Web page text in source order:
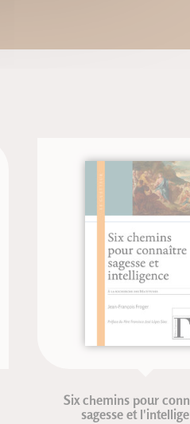
Six chemins pour connaître la
sagesse et l'intelligence